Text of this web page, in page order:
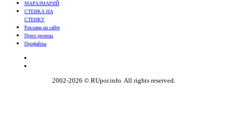
МАРАЗМАРИЙ
СТЕНКА НА
СТЕНКУ
Реклама на сайте
Пресс-релизы
Профайлы
2002-2026 © RUpor.info. All rights reserved.